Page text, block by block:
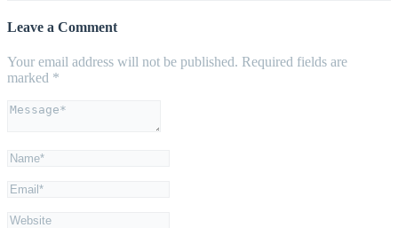
Leave a Comment
Your email address will not be published. Required fields are
marked *